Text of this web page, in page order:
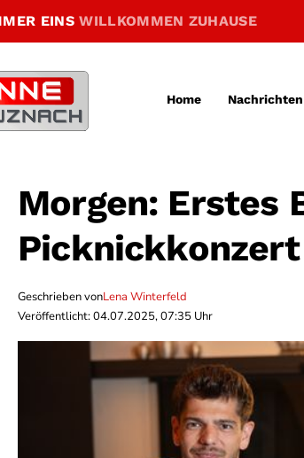
EINSWILLKOMMEN ZUHAUSE
Home Nachrichten
Morgen: Erstes
Geschrieben vonLena Winterfeld
Veröffentlicht: 04.07.2025, 07:35 Uhr